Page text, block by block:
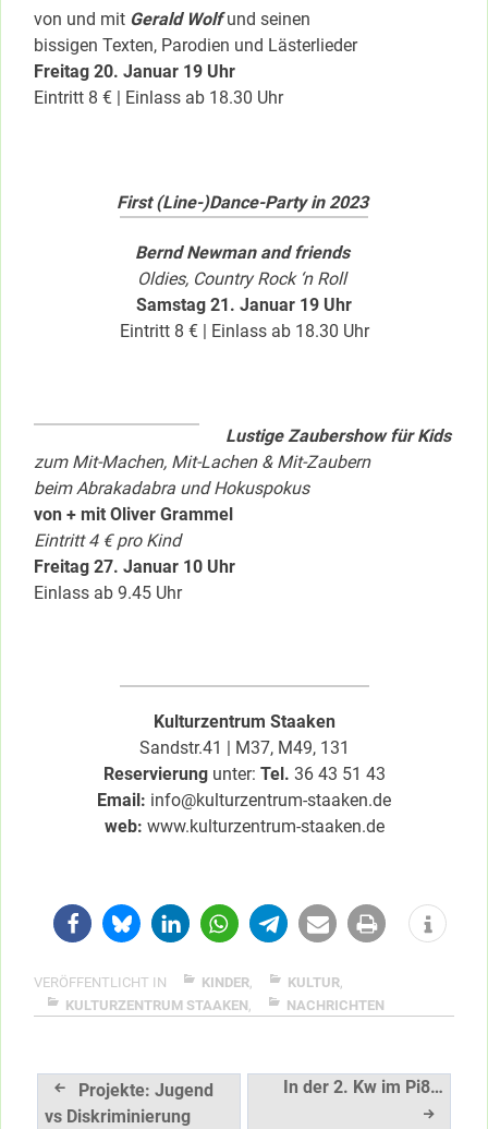
von und mit Gerald Wolf und seinen
bissigen Texten, Parodien und Lästerlieder
Freitag 20. Januar 19 Uhr
Eintritt 8 € | Einlass ab 18.30 Uhr
First (Line-)Dance-Party in 2023
Bernd Newman and friends
Oldies, Country Rock ‘n Roll
Samstag 21. Januar 19 Uhr
Eintritt 8 € | Einlass ab 18.30 Uhr
Lustige Zaubershow für Kids
zum Mit-Machen, Mit-Lachen & Mit-Zaubern
beim Abrakadabra und Hokuspokus
von + mit Oliver Grammel
Eintritt 4 € pro Kind
Freitag 27. Januar 10 Uhr
Einlass ab 9.45 Uhr
Kulturzentrum Staaken
Sandstr.41 | M37, M49, 131
Reservierung unter: Tel. 36 43 51 43
Email: info@kulturzentrum-staaken.de
web: www.kulturzentrum-staaken.de
VERÖFFENTLICHT IN KINDER, KULTUR,
KULTURZENTRUM STAAKEN, NACHRICHTEN
Beitragsnavigation
Projekte: Jugend
vs Diskriminierung
In der 2. Kw im Pi8…